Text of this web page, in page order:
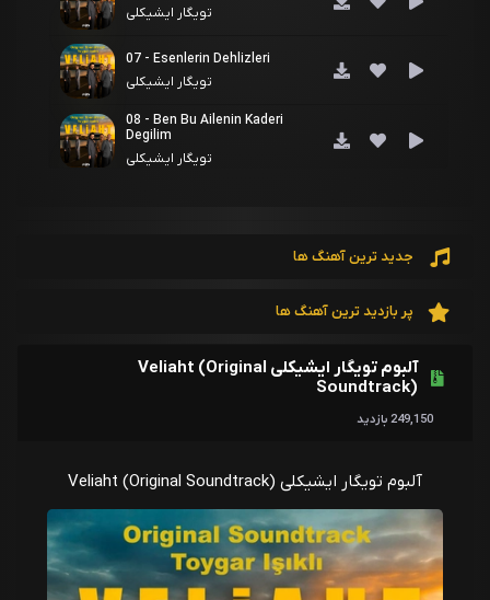
آلبوم تویگار ایشیکلی Veliaht (Original
Soundtrack)
249,150 بازدید
آلبوم تویگار ایشیکلی Veliaht (Original Soundtrack)
تویگار ایشیکلی
07 - Esenlerin Dehlizleri
تویگار ایشیکلی
08 - Ben Bu Ailenin Kaderi
Degilim
تویگار ایشیکلی
10 - Dogu Kapi ya Hosgeldin
تویگار ایشیکلی
13 - Kan Beyazi
14 - Golgelerin Izinde
تویگار ایشیکلی
جدید ترین آهنگ ها
پر بازدید ترین آهنگ ها